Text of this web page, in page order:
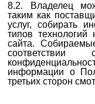
8.2. Владелец
таким как
услуг, собирать
типов технологий
сайта.
информации о
третьих сторон